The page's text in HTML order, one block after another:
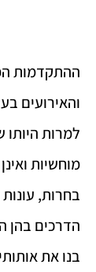
ההתקדמות
והאירועים
למרות
מוחשיות
בחרות,
הדרכים בהן
בנו את